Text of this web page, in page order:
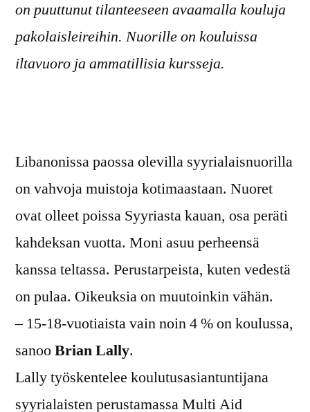
on puuttunut tilanteeseen avaamalla kouluja
pakolaisleireihin. Nuorille on kouluissa
iltavuoro ja ammatillisia kursseja.
Libanonissa paossa olevilla syyrialaisnuorilla
on vahvoja muistoja kotimaastaan. Nuoret
ovat olleet poissa Syyriasta kauan, osa peräti
kahdeksan vuotta. Moni asuu perheensä
kanssa teltassa. Perustarpeista, kuten vedestä
on pulaa. Oikeuksia on muutoinkin vähän.
– 15-18-vuotiaista vain noin 4 % on koulussa,
sanooBrian Lally.
Lally työskentelee koulutusasiantuntijana
syyrialaisten perustamassa Multi Aid